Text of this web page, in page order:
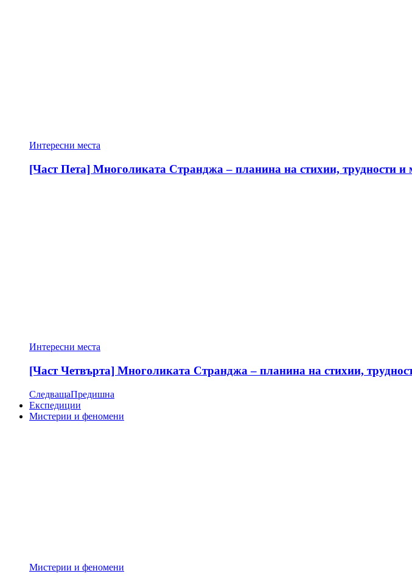
Интересни места
[Част Пета] Многоликата Странджа – планина на стихии, трудности
Интересни места
[Част Четвърта] Многоликата Странджа – планина на стихии,
СледващаПредишна
Експедиции
Мистерии и феномени
Мистерии и феномени